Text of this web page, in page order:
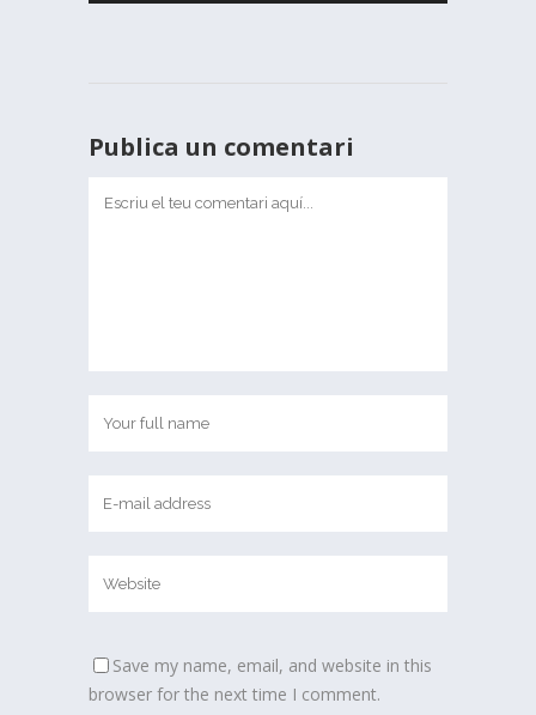
Publica un comentari
Save my name, email, and website in this
browser for the next time I comment.